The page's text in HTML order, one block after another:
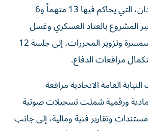
العتاد العسكري للسودان، التي يحاكم فيها 13 متهماً و6
المشروع بالعتاد العسكري وغسل
الأموال والوساطة والسمسرة وتزوير المحررات، إلى جلسة 12
مرافعات الدفاع.
العامة الاتحادية مرافعة
ورقمية شملت تسجيلات صوتية
وتقارير فنية ومالية، إلى جانب